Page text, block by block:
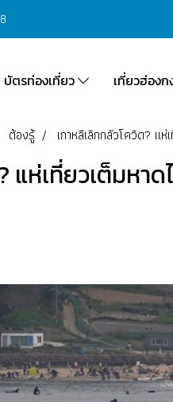
บัตรท่องเที่ยว เที่ยวฮ่องก
ต้องรู้ เกาหลีเลิกกลัวโควิด? แห่
แห่เที่ยวเต็มหา